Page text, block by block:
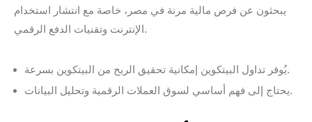
يبحثون عن فرص مالية مرنة في مصر، خاصة مع انتشار استخدام
الإنترنت وتقنيات الدفع الرقمي.
يُوفر تداول البيتكوين إمكانية تحقيق الربح من البيتكوين بسرعة.
يحتاج إلى فهم أساسي لسوق العملات الرقمية وتحليل البيانات.